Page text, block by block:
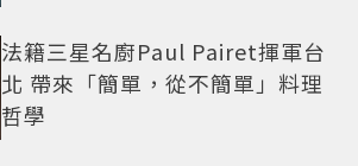
法籍三星名廚Paul Pairet揮軍台
北 帶來「簡單，從不簡單」料理
哲學